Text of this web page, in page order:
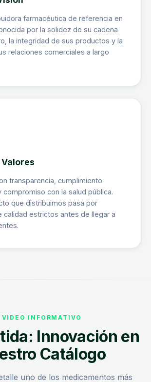
farmacéutica de referencia en
por la solidez de su cadena
la integridad de sus productos y la
relaciones comerciales a largo
transparencia, cumplimiento
compromiso con la salud pública.
que distribuimos pasa por
calidad estrictos antes de llegar a
VIDEO INFORMATIVO
Innovación en
Catálogo
uno de los medicamentos más